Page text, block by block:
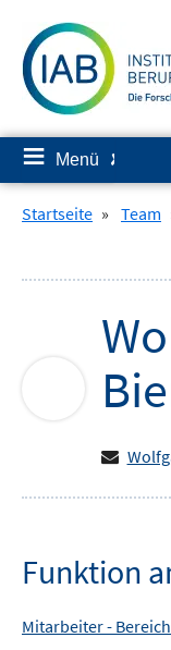
zum
Inhalt
≡ Menü ✘
Startseite » Team
Funktion
Mitarbeiter - Bereich